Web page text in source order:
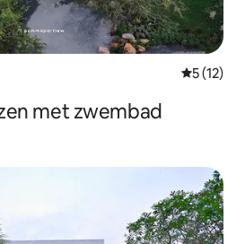
5 (12)
met zwembad